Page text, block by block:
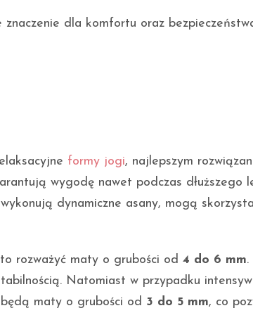
znaczenie dla komfortu oraz
formy jogi, najlepszym
wygodę nawet podczas dłuższego
dynamiczne asany, mogą
rozważyć maty o grubości od 4 do 6 mm.
Natomiast w przypadku
maty o grubości od 3 do 5 mm, co